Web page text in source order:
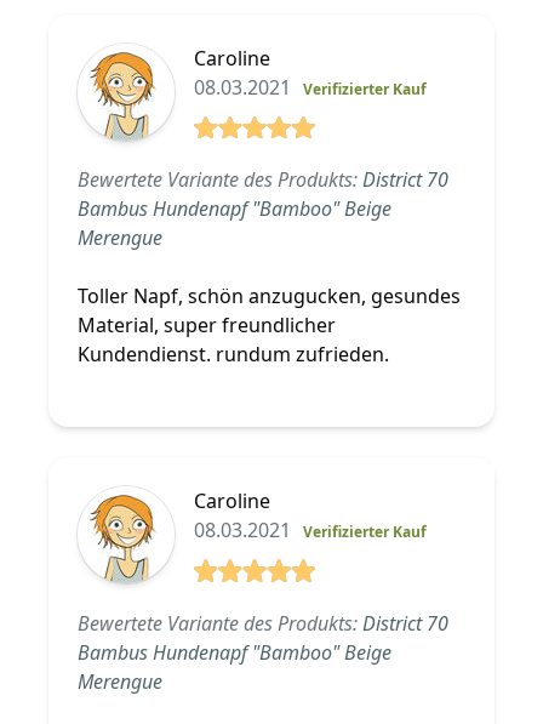
Caroline
08.03.2021
Verifizierter Kauf
Bewertete Variante des Produkts:District 70
Bambus Hundenapf "Bamboo" Beige
Merengue
Toller Napf, schön anzugucken, gesundes
Material, super freundlicher
Kundendienst. rundum zufrieden.
Caroline
08.03.2021
Verifizierter Kauf
Bewertete Variante des Produkts:District 70
Bambus Hundenapf "Bamboo" Beige
Merengue